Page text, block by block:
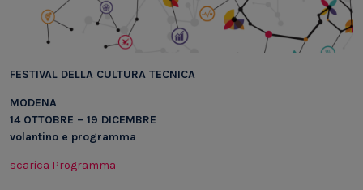
FESTIVAL DELLA CULTURA TECNICA
MODENA
14 OTTOBRE – 19 DICEMBRE
volantino e programma
scarica Programma